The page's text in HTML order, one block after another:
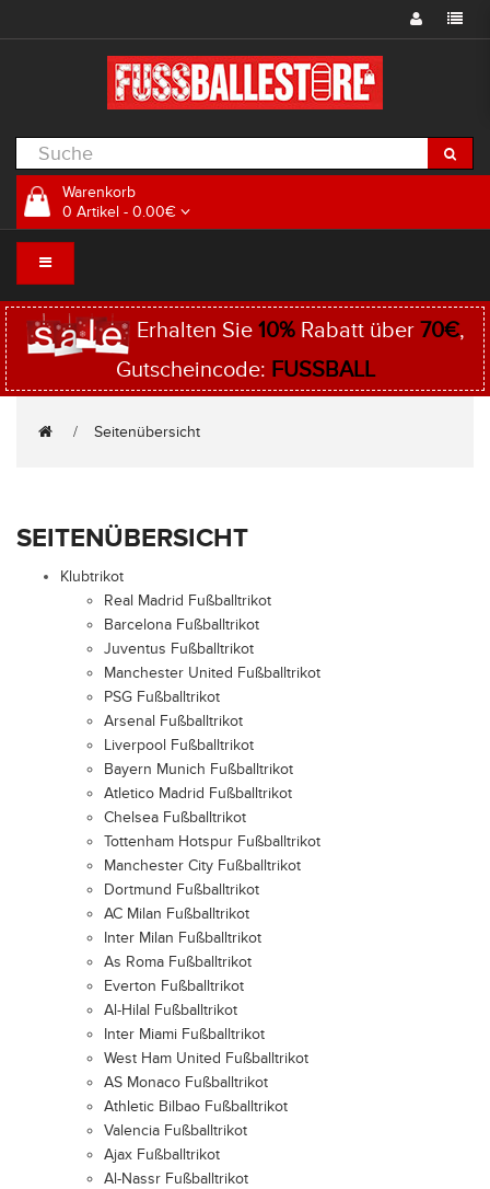
Warenkorb
0 Artikel - 0.00€
Erhalten Sie 10%Rabatt über 70€,
Gutscheincode: FUSSBALL
Seitenübersicht
SEITENÜBERSICHT
Klubtrikot
Real Madrid Fußballtrikot
Barcelona Fußballtrikot
Juventus Fußballtrikot
Manchester United Fußballtrikot
PSG Fußballtrikot
Arsenal Fußballtrikot
Liverpool Fußballtrikot
Bayern Munich Fußballtrikot
Atletico Madrid Fußballtrikot
Chelsea Fußballtrikot
Tottenham Hotspur Fußballtrikot
Manchester City Fußballtrikot
Dortmund Fußballtrikot
AC Milan Fußballtrikot
Inter Milan Fußballtrikot
As Roma Fußballtrikot
Everton Fußballtrikot
Al-Hilal Fußballtrikot
Inter Miami Fußballtrikot
West Ham United Fußballtrikot
AS Monaco Fußballtrikot
Athletic Bilbao Fußballtrikot
Valencia Fußballtrikot
Ajax Fußballtrikot
Al-Nassr Fußballtrikot